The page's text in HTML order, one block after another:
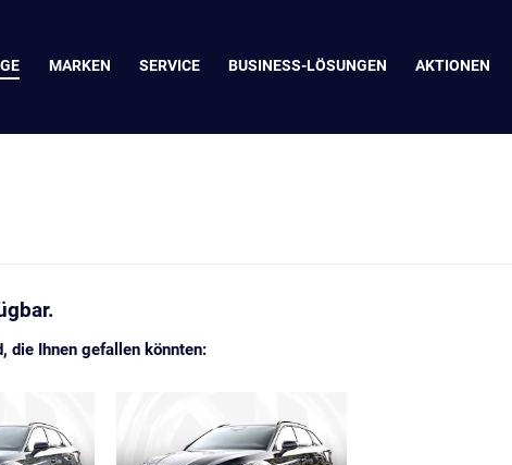
MARKEN SERVICE BUSINESS-LÖSUNGEN AKTIONEN
die Ihnen gefallen könnten: